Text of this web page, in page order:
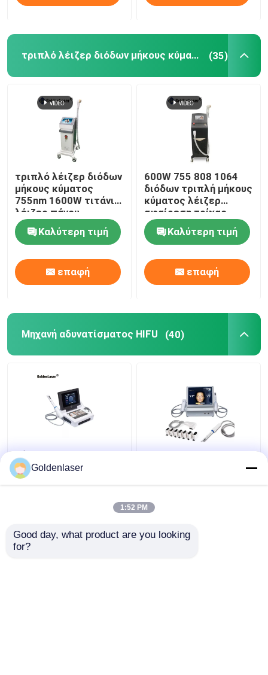
τριπλό λέιζερ διόδων μήκους κύματος (35)
τριπλό λέιζερ διόδων
μήκους κύματος
755nm 1600W τιτάνιο
λέιζερ πάγου
σοπράνο 808 NM
Καλύτερη τιμή
επαφή
600W 755 808 1064
διόδων τριπλή μήκους
κύματος λέιζερ
αφαίρεση τρίχας
Epilation του
προσώπου μόνιμη
Καλύτερη τιμή
επαφή
Μηχανή αδυνατίσματος HIFU (40)
2$α τρισδιάστατη 7D
HIFU αδυνατίσματος
μηχανών μηχανή
2 σε 1 πρόσωπο
200W
Goldenlaser
1:52 PM
Good day, what product are you looking
for?